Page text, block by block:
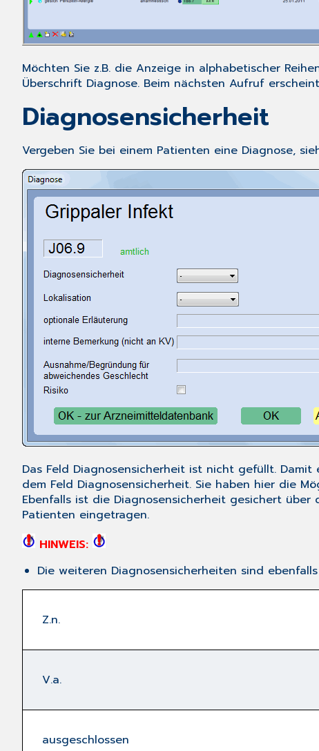
Möchten Sie z.B. die Anzeige in alphabetischer
Überschrift Diagnose. Beim nächsten Aufruf
Diagnosensicherheit
Vergeben Sie bei einem Patienten eine Diagnose,
Das Feld Diagnosensicherheit ist nicht gefüllt. Damit
dem Feld Diagnosensicherheit. Sie haben hier die
Ebenfalls ist die Diagnosensicherheit gesichert über
Patienten eingetragen.
HINWEIS:
Die weiteren Diagnosensicherheiten sind
Z.n.
V.a.
ausgeschlossen